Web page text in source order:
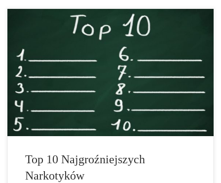
Który narkotyk jest najbardziej szkodliwy? W jaki sposób można
ocenić szkodliwość narkotyków? Eksperci z dziedziny medycyny
uzależnień w Niemczech zajęli się tą kwestią i sporządzili
rankingową listę dziesięciu najbardziej niebezpiecznych
narkotyków. Dawka czyni truciznę, jak mówi pewna znana stara
mądrość. Ale szkodliwość substancji psychoaktywnych jest
definiowana nie tylko przez ich […]
Top 10 Najgroźniejszych
Narkotyków